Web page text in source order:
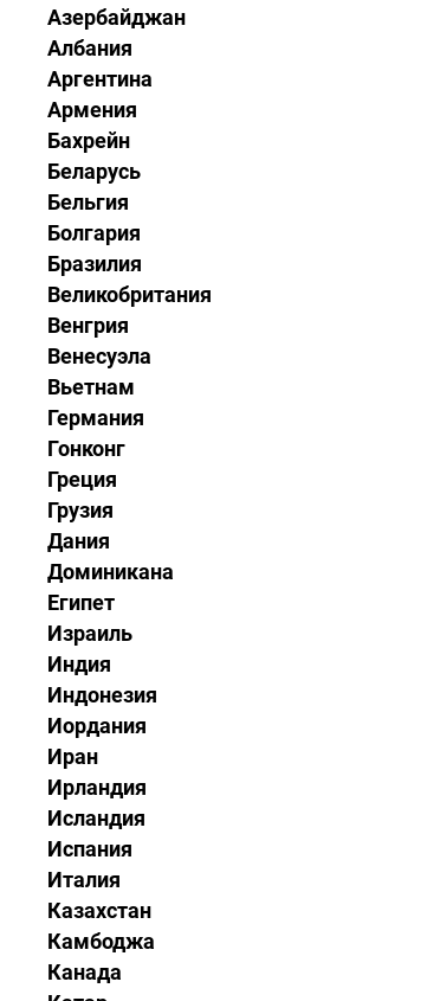
Азербайджан
Албания
Аргентина
Армения
Бахрейн
Беларусь
Бельгия
Болгария
Бразилия
Великобритания
Венгрия
Венесуэла
Вьетнам
Германия
Гонконг
Греция
Грузия
Дания
Доминикана
Египет
Израиль
Индия
Индонезия
Иордания
Иран
Ирландия
Исландия
Испания
Италия
Казахстан
Камбоджа
Канада